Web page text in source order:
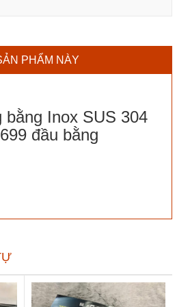
PHẨM NÀY
bằng Inox SUS 304
đầu bằng